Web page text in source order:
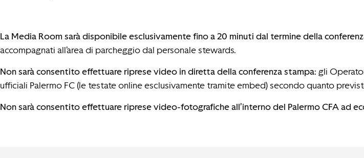
La Media Room sarà disponibile esclusivamente fino a 20 minuti dal termine della
accompagnati all’area di parcheggio dal personale stewards.
Non sarà consentito effettuare riprese video in diretta della conferenza stampa: gli
ufficiali Palermo FC (le testate online esclusivamente tramite embed) secondo quanto
Non sarà consentito effettuare riprese video-fotografiche all’interno del Palermo CFA ad